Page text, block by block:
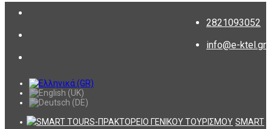
2821093052
info@e-ktel.gr
SMART